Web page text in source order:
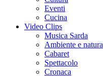
Eventi
Cucina
Video Clips
Musica Sarda
Ambiente e natura
Cabaret
Spettacolo
Cronaca